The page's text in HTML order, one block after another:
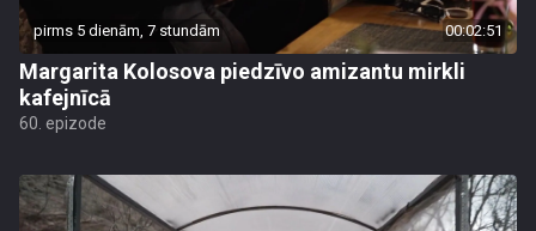
pirms 5 dienām, 7 stundām 00:02:51
Margarita Kolosova piedzīvo amizantu mirkli
kafejnīcā
60. epizode